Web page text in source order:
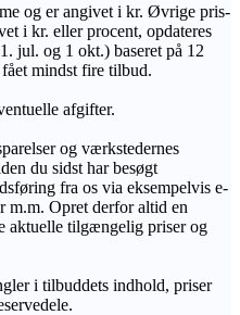
og er angivet i kr. Øvrige pris-
i kr. eller procent, opdateres
jul. og 1 okt.) baseret på 12
mindst fire tilbud.
afgifter.
og værkstedernes
du sidst har besøgt
fra os via eksempelvis e-
m.m. Opret derfor altid en
aktuelle tilgængelig priser og
i tilbuddets indhold, priser